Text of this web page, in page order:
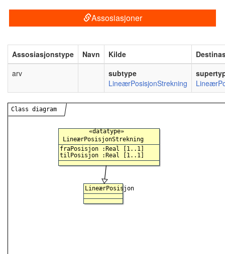
Assosiasjoner
Assosiasjonstype Navn Kilde
arv
subtype
LineærPosisjonStrekning